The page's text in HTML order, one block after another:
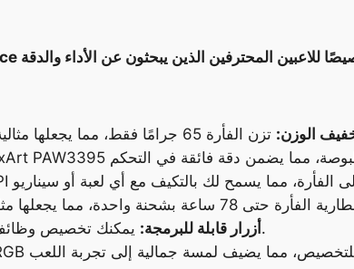
الوزن:
أزرار قابلة للبرمجة: يمكنك تخصيص وظائف الأزرار لتناسب احتياجاتك وأسلوب لعبك.